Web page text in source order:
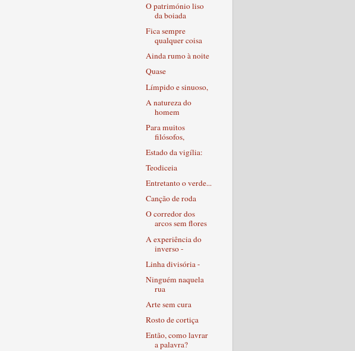
O património liso
da boiada
Fica sempre
qualquer coisa
Ainda rumo à noite
Quase
Límpido e sinuoso,
A natureza do
homem
Para muitos
filósofos,
Estado da vigília:
Teodiceia
Entretanto o verde...
Canção de roda
O corredor dos
arcos sem flores
A experiência do
inverso -
Linha divisória -
Ninguém naquela
rua
Arte sem cura
Rosto de cortiça
Então, como lavrar
a palavra?